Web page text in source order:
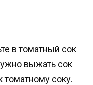
в томатный сок
выжать сок
томатному соку.